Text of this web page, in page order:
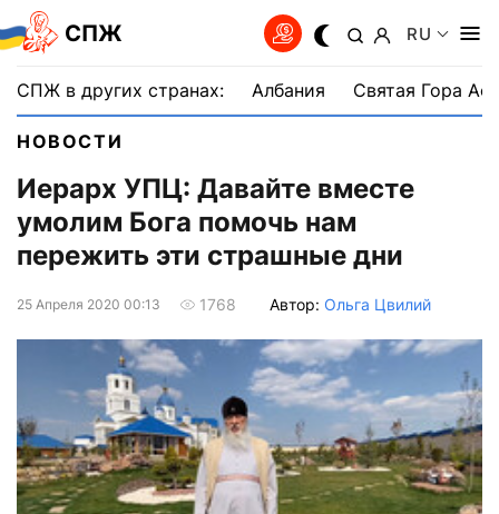
СПЖ RU
СПЖ в других странах: Албания Святая Гора
НОВОСТИ
Иерарх УПЦ: Давайте вместе
умолим Бога помочь нам
пережить эти страшные дни
25 Апреля 2020 00:13 1768 Автор: Ольга Цвилий